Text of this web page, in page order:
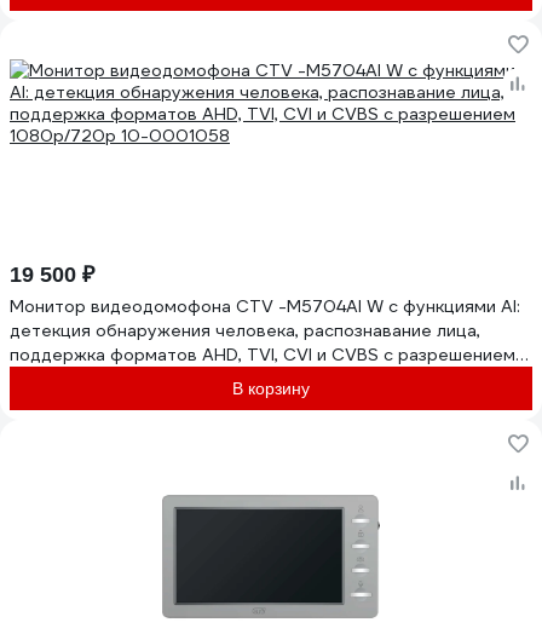
19 500 ₽
Монитор видеодомофона CTV -M5704AI W с функциями AI:
детекция обнаружения человека, распознавание лица,
поддержка форматов AHD, TVI, CVI и CVBS с разрешением
В корзину